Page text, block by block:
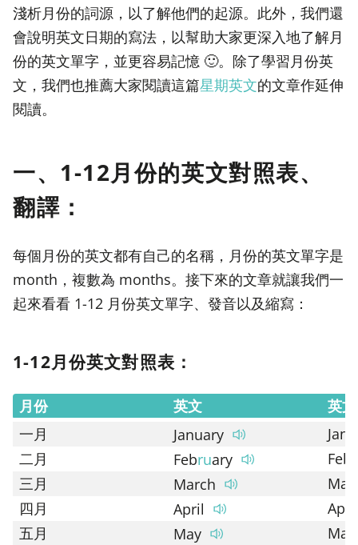
淺析月份的詞源，以了解他們的起源。此外，我們還
會說明英文日期的寫法，以幫助大家更深入地了解月
份的英文單字，並更容易記憶 🙂。除了學習月份英
文，我們也推薦大家閱讀這篇星期英文的文章作延伸
閱讀。
一、 1-12月份的英文對照表、
翻譯 ：
每個月份的英文都有自己的名稱，月份的英文單字是
month，複數為 months。接下來的文章就讓我們一
起來看看 1-12 月份英文單字、發音以及縮寫：
1-12月份英文對照表：
月份 英文
英
一月
January
Jan
二月
February
Feb
三月
March
Mar
四月
April
Apr
五月
May
May